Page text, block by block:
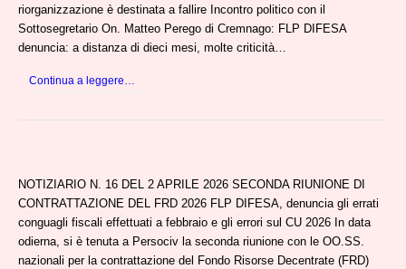
riorganizzazione è destinata a fallire Incontro politico con il
Sottosegretario On. Matteo Perego di Cremnago: FLP DIFESA
denuncia: a distanza di dieci mesi, molte criticità…
Continua a leggere…
NOTIZIARIO N. 16 DEL 2 APRILE 2026 SECONDA RIUNIONE DI
CONTRATTAZIONE DEL FRD 2026 FLP DIFESA, denuncia gli errati
conguagli fiscali effettuati a febbraio e gli errori sul CU 2026 In data
odierna, si è tenuta a Persociv la seconda riunione con le OO.SS.
nazionali per la contrattazione del Fondo Risorse Decentrate (FRD)